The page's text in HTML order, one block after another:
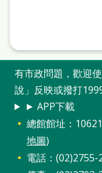
有市政問題，歡迎
說」反映或撥打
► APP下載
總館館址：
地圖)
電話：(02)2755-